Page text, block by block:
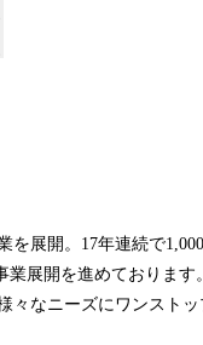
展開。17年連続で
業展開を進めておりま
々なニーズにワンスト